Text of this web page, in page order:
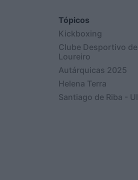
Tópicos
Kickboxing
Clube Desportivo de
Loureiro
Autárquicas 2025
Helena Terra
Santiago de Riba - Ul